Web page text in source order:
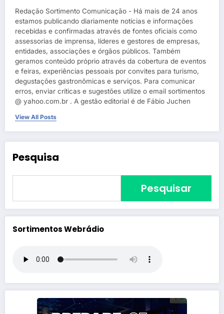
Redação Sortimento Comunicação - Há mais de 24 anos
estamos publicando diariamente notícias e informações
recebidas e confirmadas através de fontes oficiais como
assessorias de imprensa, líderes e gestores de empresas,
entidades, associações e órgãos públicos. Também
geramos conteúdo próprio através da cobertura de eventos
e feiras, experiências pessoais por convites para turismo,
degustações gastronômicas e serviços. Para comunicar
erros, enviar críticas e sugestões utilize o email sortimentos
@ yahoo.com.br . A gestão editorial é de Fábio Juchen
View All Posts
Pesquisa
Pesquisar
Sortimentos Webrádio